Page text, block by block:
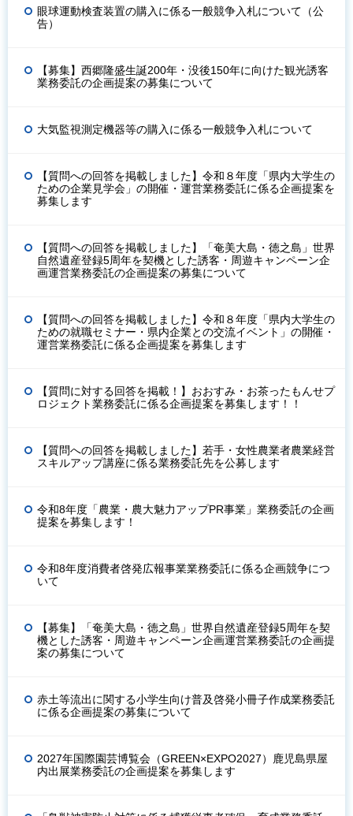
眼球運動検査装置の購入に係る一般競争入札について（公
告）
【募集】西郷隆盛生誕200年・没後150年に向けた観光誘客
業務委託の企画提案の募集について
大気監視測定機器等の購入に係る一般競争入札について
【質問への回答を掲載しました】令和８年度「県内大学生の
ための企業見学会」の開催・運営業務委託に係る企画提案を
募集します
【質問への回答を掲載しました】「奄美大島・徳之島」世界
自然遺産登録5周年を契機とした誘客・周遊キャンペーン企
画運営業務委託の企画提案の募集について
【質問への回答を掲載しました】令和８年度「県内大学生の
ための就職セミナー・県内企業との交流イベント」の開催・
運営業務委託に係る企画提案を募集します
【質問に対する回答を掲載！】おおすみ・お茶ったもんせプ
ロジェクト業務委託に係る企画提案を募集します！！
【質問への回答を掲載しました】若手・女性農業者農業経営
スキルアップ講座に係る業務委託先を公募します
令和8年度「農業・農大魅力アップPR事業」業務委託の企画
提案を募集します！
令和8年度消費者啓発広報事業業務委託に係る企画競争につ
いて
【募集】「奄美大島・徳之島」世界自然遺産登録5周年を契
機とした誘客・周遊キャンペーン企画運営業務委託の企画提
案の募集について
赤土等流出に関する小学生向け普及啓発小冊子作成業務委託
に係る企画提案の募集について
2027年国際園芸博覧会（GREEN×EXPO2027）鹿児島県屋
内出展業務委託の企画提案を募集します